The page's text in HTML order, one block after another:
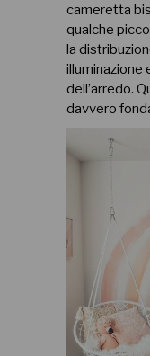
cameretta
qualche
la
illuminazione
dell’arredo.
davvero